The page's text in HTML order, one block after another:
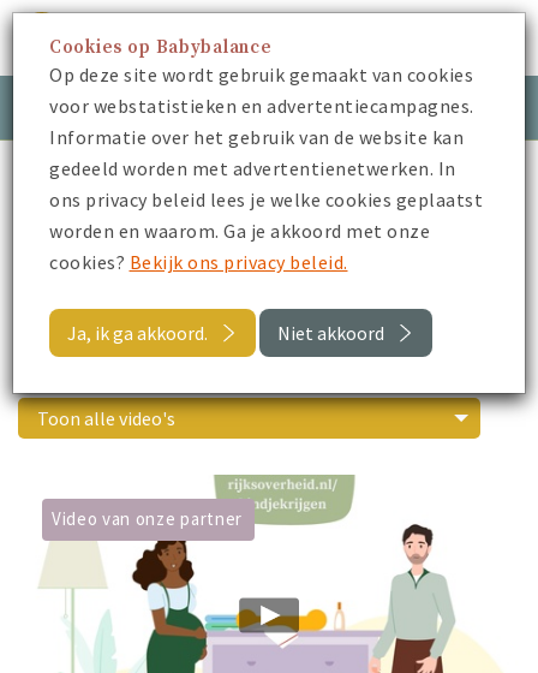
Inloggen Meld je aan
Babybalance Video's van onze partners
Video's van onze partners
Toon alle video's
Video van onze partner
Cookies op Babybalance
Op deze site wordt gebruik gemaakt van cookies
voor webstatistieken en advertentiecampagnes.
Informatie over het gebruik van de website kan
gedeeld worden met advertentienetwerken. In
ons privacy beleid lees je welke cookies geplaatst
worden en waarom. Ga je akkoord met onze
cookies? Bekijk ons privacy beleid.
Ja, ik ga akkoord. Niet akkoord